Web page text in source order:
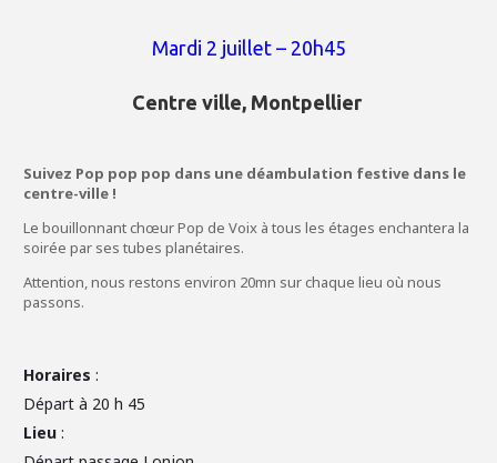
Mardi 2 juillet – 20h45
Centre ville, Montpellier
Suivez Pop pop pop dans une déambulation festive dans le
centre-ville !
Le bouillonnant chœur Pop de Voix à tous les étages enchantera la
soirée par ses tubes planétaires.
Attention, nous restons environ 20mn sur chaque lieu où nous
passons.
Horaires :
Départ à 20 h 45
Lieu :